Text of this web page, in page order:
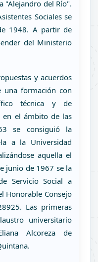
"Alejandro del Río".
Sociales se
1948. A partir de
del Ministerio
y acuerdos
una formación con
técnica y de
en el ámbito de las
se consiguió la
a la Universidad
aquella el
junio de 1967 se la
Servicio Social a
Honorable Consejo
Las primeras
universitario
Alcoreza de